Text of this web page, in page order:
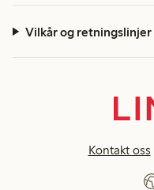
Vilkår og retningslinjer
Kontakt oss